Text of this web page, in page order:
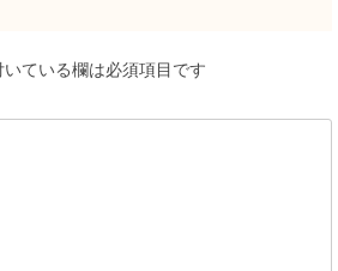
いている欄は必須項目です